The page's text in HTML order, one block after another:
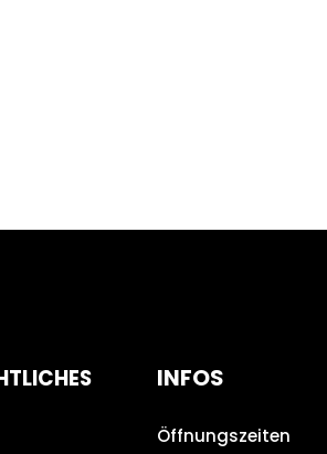
INFOS
Öffnungszeiten